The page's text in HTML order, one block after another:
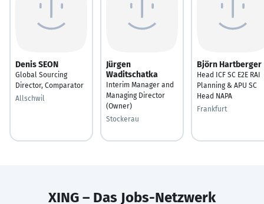
Denis SEON
Global Sourcing
Director, Comparator
Allschwil
Jürgen
Waditschatka
Interim Manager and
Managing Director
(Owner)
Stockerau
Björn Hartberger
Head ICF SC E2E RAI
Planning & APU SC
Head NAPA
Frankfurt
XING – Das Jobs-Netzwerk